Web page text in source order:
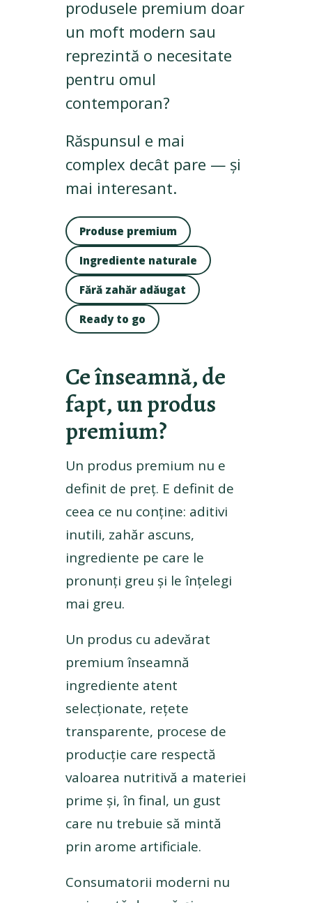
produsele premium doar
un moft modern sau
reprezintă o necesitate
pentru omul
contemporan?
Răspunsul e mai
complex decât pare — și
mai interesant.
Produse premium
Ingrediente naturale
Fără zahăr adăugat
Ready to go
Ce înseamnă, de
fapt, un produs
premium?
Un produs premium nu e
definit de preț. E definit de
ceea ce nu conține: aditivi
inutili, zahăr ascuns,
ingrediente pe care le
pronunți greu și le înțelegi
mai greu.
Un produs cu adevărat
premium înseamnă
ingrediente atent
selecționate, rețete
transparente, procese de
producție care respectă
valoarea nutritivă a materiei
prime și, în final, un gust
care nu trebuie să mintă
prin arome artificiale.
Consumatorii moderni nu